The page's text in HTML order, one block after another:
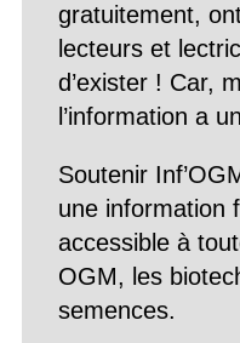
gratuitement,
lecteurs et
d’exister ! Car,
l’information a
Soutenir
une information
accessible à
OGM, les
semences.